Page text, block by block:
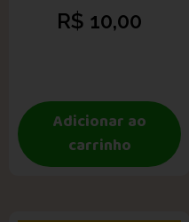
R$ 10,00
Adicionar ao
carrinho